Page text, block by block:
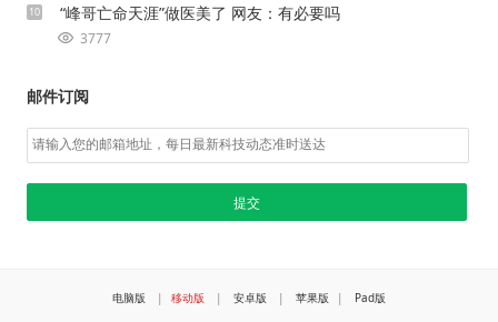
10 “峰哥亡命天涯”做医美了 网友：有必要吗
3777
邮件订阅
电脑版 | 移动版 | 安卓版 | 苹果版 | Pad版